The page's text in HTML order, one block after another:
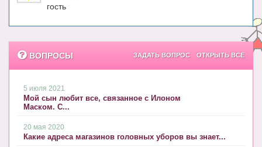
гость
ВОПРОСЫ ОТКРЫТЬ ВСЕ
ЗАДАТЬ ВОПРОС
5 июля 2021
Мой сын любит все, связанное с Илоном
Маском. С...
20 мая 2020
Какие адреса магазинов головных уборов вы знает...